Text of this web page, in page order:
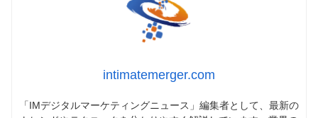
intimatemerger.com
「IMデジタルマーケティングニュース」編集者として、最新の